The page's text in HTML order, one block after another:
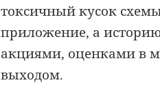
токсичный кусок
приложение, а
акциями, оценками в
выходом.